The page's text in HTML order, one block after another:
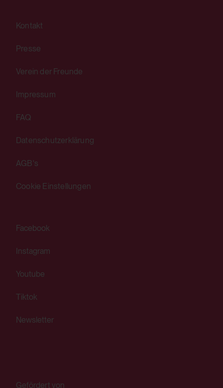
HTML Session Storage:
Abruf eines auf anderen Webseiten
Ja
HTML Session Storage:
Abruf eines auf anderen Webseiten
Kontakt
Presse
Verein der Freunde
Impressum
FAQ
Datenschutzerklärung
AGB's
Cookie Einstellungen
Facebook
Instagram
Youtube
Tiktok
Newsletter
Gefördert von